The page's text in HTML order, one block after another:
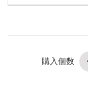
購入個数